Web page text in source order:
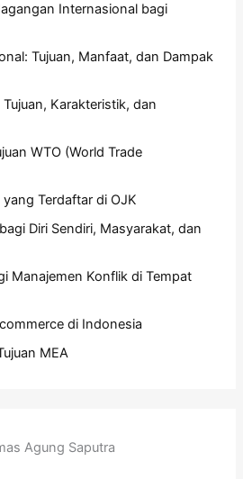
Internasional bagi
Tujuan, Manfaat, dan Dampak
Karakteristik, dan
WTO (World Trade
Terdaftar di OJK
Diri Sendiri, Masyarakat, dan
Manajemen Konflik di Tempat
di Indonesia
MEA